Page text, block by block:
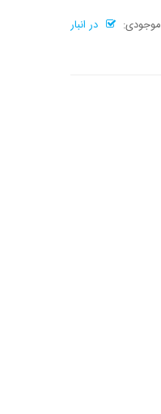
موجودی: در انبار